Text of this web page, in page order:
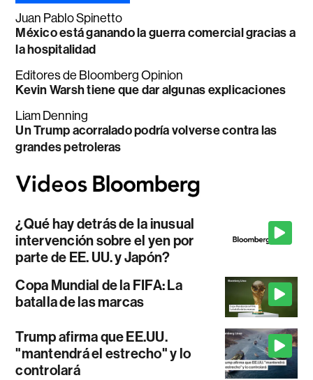
Juan Pablo Spinetto
México está ganando la guerra comercial gracias a
la hospitalidad
Editores de Bloomberg Opinion
Kevin Warsh tiene que dar algunas explicaciones
Liam Denning
Un Trump acorralado podría volverse contra las
grandes petroleras
¿Qué hay detrás de la inusual
intervención sobre el yen por
parte de EE. UU. y Japón?
Copa Mundial de la FIFA: La
batalla de las marcas
Trump afirma que EE.UU.
"mantendrá el estrecho" y lo
controlará